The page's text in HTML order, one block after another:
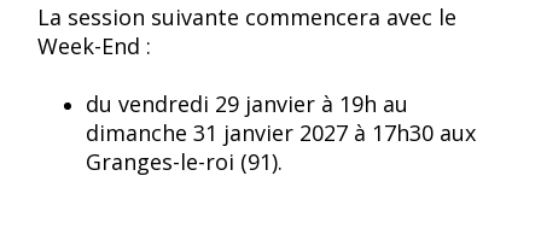
La session suivante commencera avec le
Week-End :
du vendredi 29 janvier à 19h au
dimanche 31 janvier 2027 à 17h30 aux
Granges-le-roi (91).